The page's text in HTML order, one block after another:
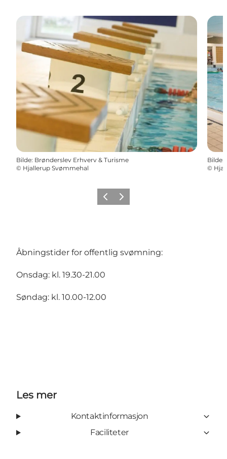
Bilde: Brønderslev Erhverv & Turisme
© Hjallerup Svømmehal
Bilde:
©
ForrigeNeste
Åbningstider for offentlig svømning:
Onsdag: kl. 19.30-21.00
Søndag: kl. 10.00-12.00
Les mer
Kontaktinformasjon
Faciliteter